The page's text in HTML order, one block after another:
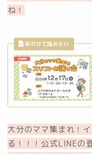
ね！
大分のママ集まれ！
る！！！公式LINEの